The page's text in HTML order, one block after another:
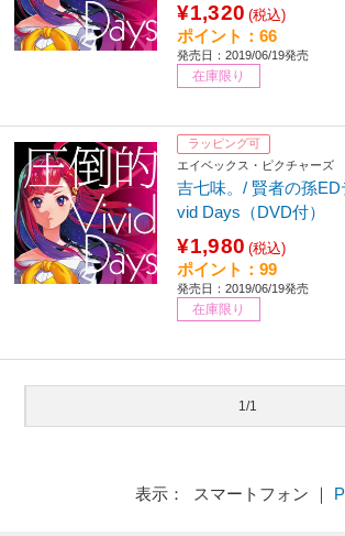
¥1,320 (税込)
ポイント：66
発売日：2019/06/19発売
在庫限り
ラッピング可
エイベックス・ピクチャーズ
吉七味。/ 賢者の孫
vid Days（DVD付）
¥1,980 (税込)
ポイント：99
発売日：2019/06/19発売
在庫限り
1/1
表示： スマートフォン ｜